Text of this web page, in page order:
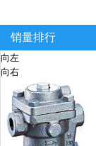
销量排行
向左
向右